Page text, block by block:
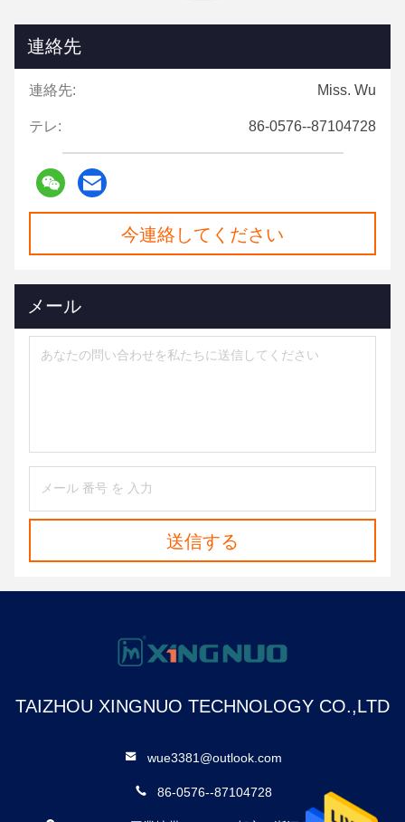
連絡先
連絡先: Miss. Wu
テレ: 86-0576--87104728
今連絡してください
メール
送信する
TAIZHOU XINGNUO TECHNOLOGY CO.,LTD
wue3381@outlook.com
86-0576--87104728